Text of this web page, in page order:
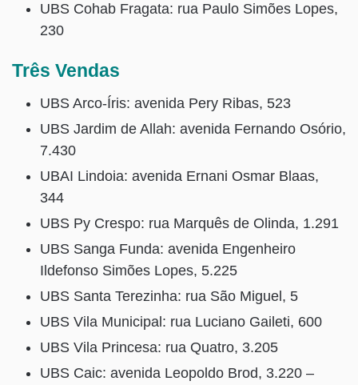
UBS Cohab Fragata: rua Paulo Simões Lopes,
230
Três Vendas
UBS Arco-Íris: avenida Pery Ribas, 523
UBS Jardim de Allah: avenida Fernando Osório,
7.430
UBAI Lindoia: avenida Ernani Osmar Blaas,
344
UBS Py Crespo: rua Marquês de Olinda, 1.291
UBS Sanga Funda: avenida Engenheiro
Ildefonso Simões Lopes, 5.225
UBS Santa Terezinha: rua São Miguel, 5
UBS Vila Municipal: rua Luciano Gaileti, 600
UBS Vila Princesa: rua Quatro, 3.205
UBS Caic: avenida Leopoldo Brod, 3.220 –